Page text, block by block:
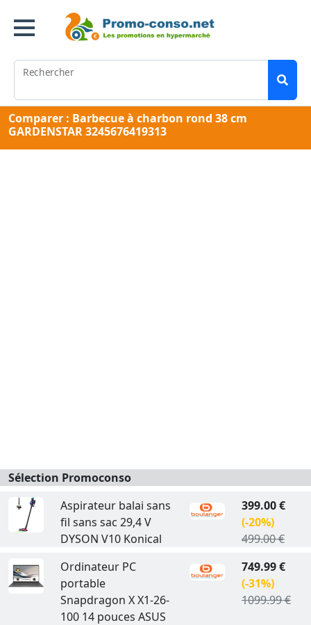
Rechercher
Comparer : Barbecue à charbon rond 38 cm
GARDENSTAR 3245676419313
Sélection Promoconso
Aspirateur balai sans
fil sans sac 29,4 V
DYSON V10 Konical
399.00 €
(-20%)
499.00 €
Ordinateur PC
portable
Snapdragon X X1-26-
100 14 pouces ASUS
749.99 €
(-31%)
1099.99 €